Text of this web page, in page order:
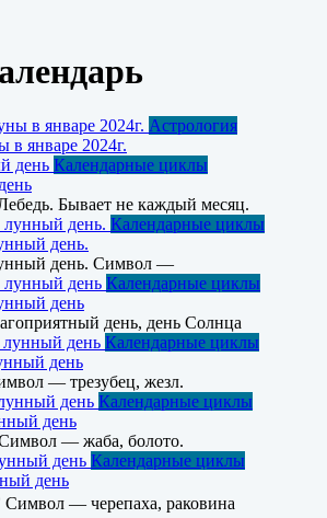
Астрология
январе 2024г.
Календарные циклы
Бывает не каждый месяц.
Календарные циклы
день.
день. Символ —
Календарные циклы
день
день, день Солнца
Календарные циклы
день
— трезубец, жезл.
Календарные циклы
день
— жаба, болото.
Календарные циклы
день
— черепаха, раковина